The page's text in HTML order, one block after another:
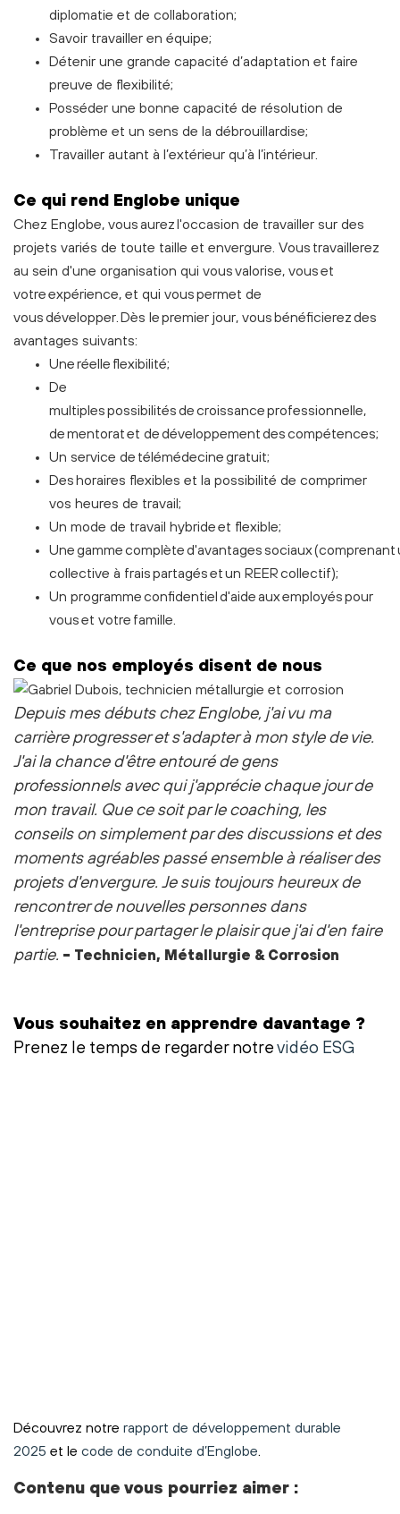
diplomatie et de collaboration;
Savoir travailler en équipe;
Détenir une grande capacité d’adaptation et faire
preuve de flexibilité;
Posséder une bonne capacité de résolution de
problème et un sens de la débrouillardise;
Travailler autant à l’extérieur qu’à l’intérieur.
Ce qui rend Englobe unique
Chez Englobe, vous aurez l'occasion de travailler sur des
projets variés de toute taille et envergure. Vous travaillerez
au sein d'une organisation qui vous valorise, vous et
votre expérience, et qui vous permet de
vous développer. Dès le premier jour, vous bénéficierez des
avantages suivants:
Une réelle flexibilité;
De
multiples possibilités de croissance professionnelle,
de mentorat et de développement des compétences;
Un service de télémédecine gratuit;
Des horaires flexibles et la possibilité de comprimer
vos heures de travail;
Un mode de travail hybride et flexible;
Une gamme complète d'avantages sociaux (comprenant
collective à frais partagés et un REER collectif);
Un programme confidentiel d'aide aux employés pour
vous et votre famille.
Ce que nos employés disent de nous
Depuis mes débuts chez Englobe, j'ai vu ma
carrière progresser et s'adapter à mon style de vie.
J'ai la chance d'être entouré de gens
professionnels avec qui j'apprécie chaque jour de
mon travail. Que ce soit par le coaching, les
conseils on simplement par des discussions et des
moments agréables passé ensemble à réaliser des
projets d'envergure. Je suis toujours heureux de
rencontrer de nouvelles personnes dans
l'entreprise pour partager le plaisir que j'ai d'en faire
partie. - Technicien, Métallurgie & Corrosion
Vous souhaitez en apprendre davantage ?
Prenez le temps de regarder notrevidéo ESG
Découvrez notre rapport de développement durable
2025 et le code de conduite d’Englobe.
Contenu que vous pourriez aimer :